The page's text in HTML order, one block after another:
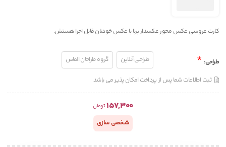
کارت عروسی عکس محور عکسدار برنا با عکس خودتان قابل اجرا هستش.
طراحی:
* طراحی آنلاین گروه طراحان الماس
ثبت اطلاعات شما پس از پرداخت امکان پذیر می باشد
تومان 157,300
شخصی سازی